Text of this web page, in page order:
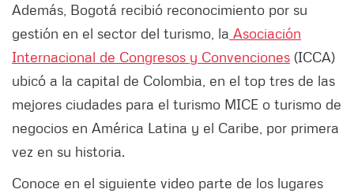
Además, Bogotá recibió reconocimiento por su
gestión en el sector del turismo, la Asociación
Internacional de Congresos y Convenciones (ICCA)
ubicó a la capital de Colombia, en el top tres de las
mejores ciudades para el turismo MICE o turismo de
negocios en América Latina y el Caribe, por primera
vez en su historia.
Conoce en el siguiente video parte de los lugares